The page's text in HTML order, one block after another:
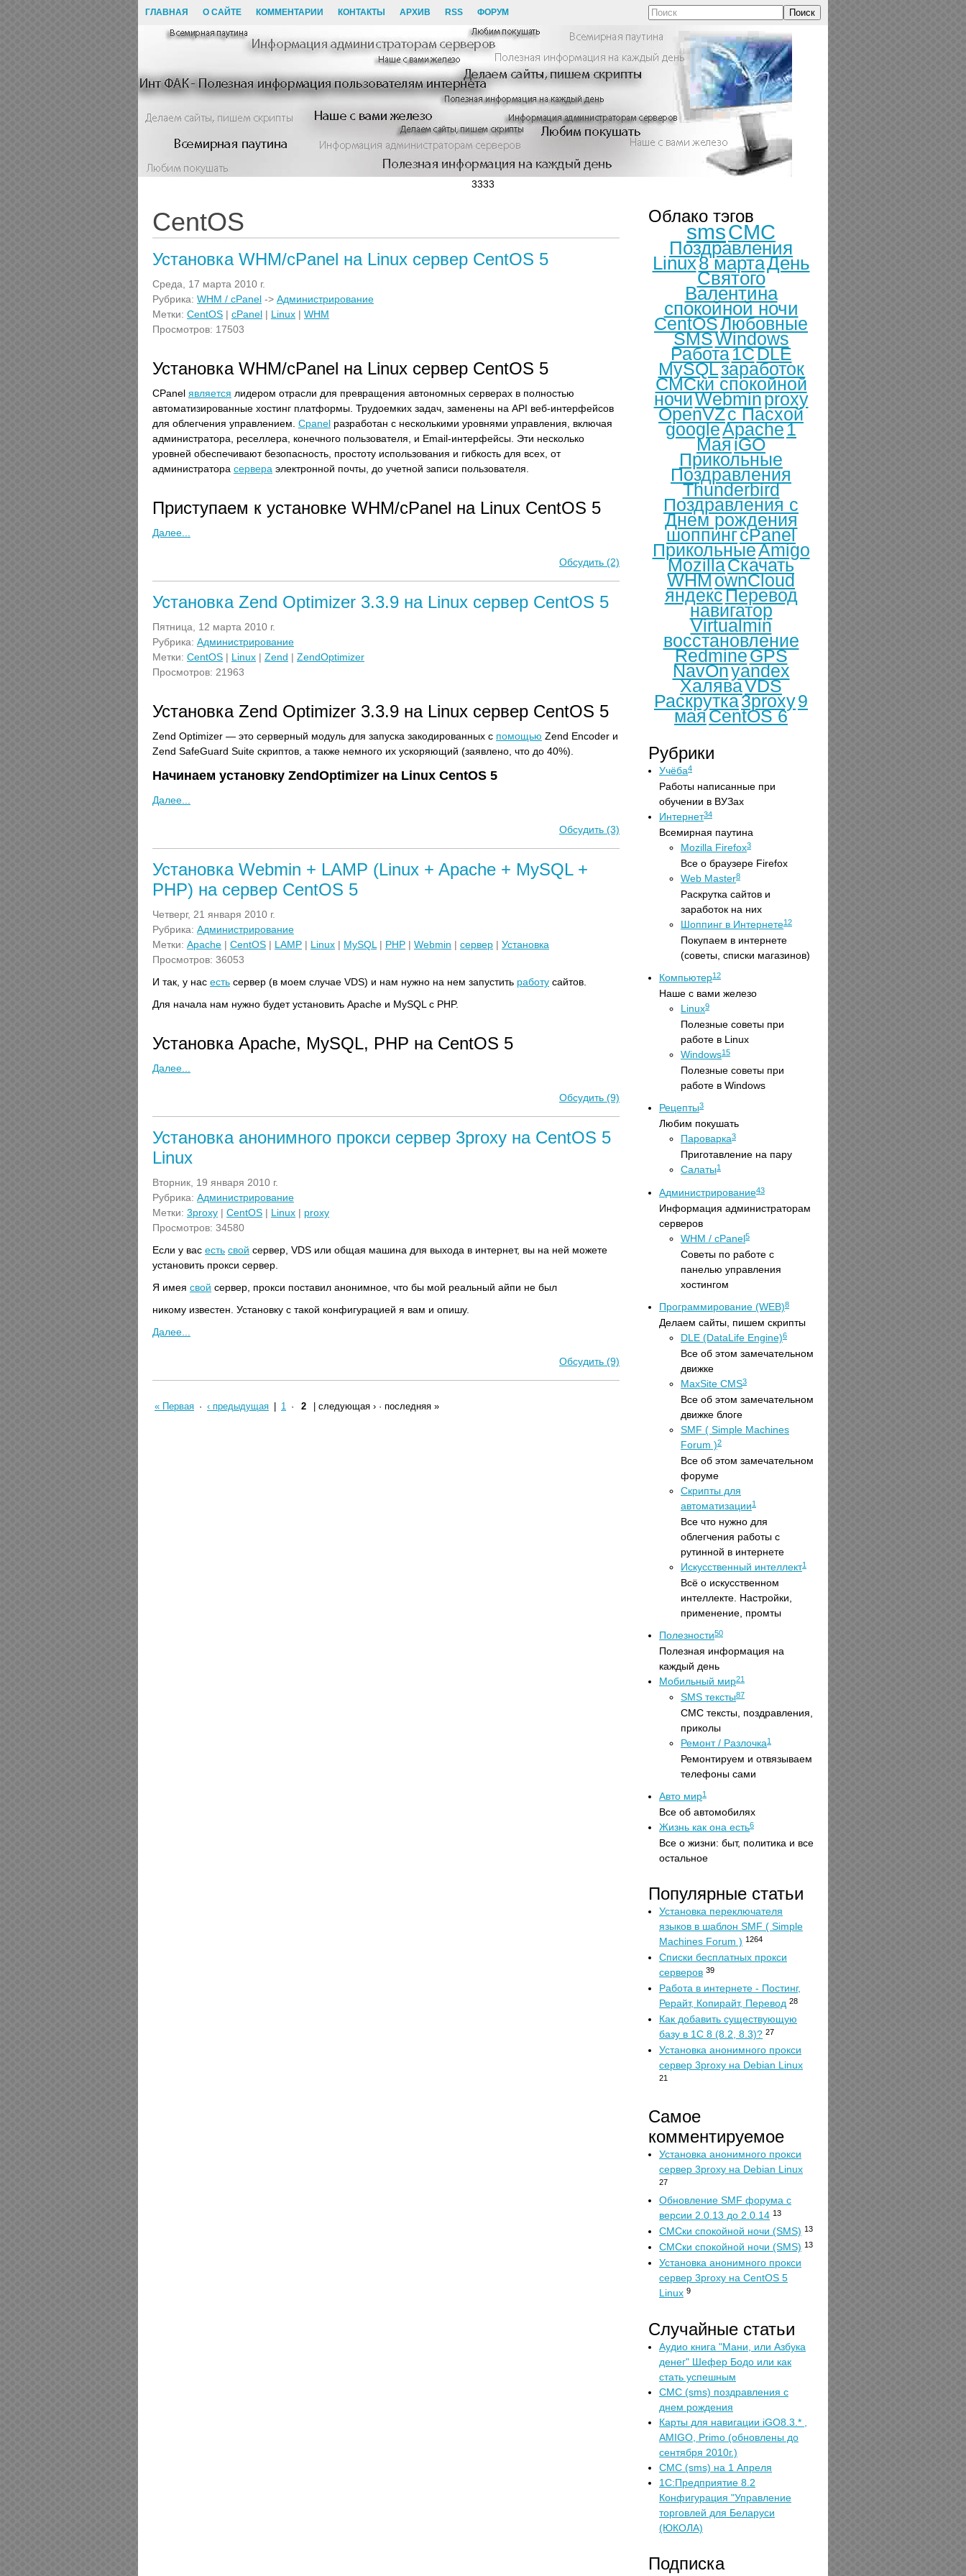
ГЛАВНАЯ О САЙТЕ КОММЕНТАРИИ КОНТАКТЫ АРХИВ RSS ФОРУМ Поиск
3333
CentOS
Установка WHM/cPanel на Linux сервер CentOS 5
Среда, 17 марта 2010 г.
Рубрика: WHM / cPanel -> Администрирование
Метки: CentOS | cPanel | Linux | WHM
Просмотров: 17503
Установка WHM/cPanel на Linux сервер CentOS 5
CPanel является лидером отрасли для превращения автономных серверах в полностью
автоматизированные хостинг платформы. Трудоемких задач, заменены на API веб-интерфейсов
для облегчения управлением. Cpanel разработан с несколькими уровнями управления, включая
администратора, реселлера, конечного пользователя, и Email-интерфейсы. Эти несколько
уровней обеспечивают безопасность, простоту использования и гибкость для всех, от
администратора сервера электронной почты, до учетной записи пользователя.
Приступаем к установке WHM/cPanel на Linux CentOS 5
Далее...
Обсудить (2)
Установка Zend Optimizer 3.3.9 на Linux сервер CentOS 5
Пятница, 12 марта 2010 г.
Рубрика: Администрирование
Метки: CentOS | Linux | Zend | ZendOptimizer
Просмотров: 21963
Установка Zend Optimizer 3.3.9 на Linux сервер CentOS 5
Zend Optimizer — это серверный модуль для запуска закодированных с помощью Zend Encoder и
Zend SafeGuard Suite скриптов, а также немного их ускоряющий (заявлено, что до 40%).
Начинаем установку ZendOptimizer на Linux CentOS 5
Далее...
Обсудить (3)
Установка Webmin + LAMP (Linux + Apache + MySQL +
PHP) на сервер CentOS 5
Четверг, 21 января 2010 г.
Рубрика: Администрирование
Метки: Apache | CentOS | LAMP | Linux | MySQL | PHP | Webmin | сервер | Установка
Просмотров: 36053
И так, у нас есть сервер (в моем случае VDS) и нам нужно на нем запустить работу сайтов.
Для начала нам нужно будет установить Apache и MySQL с PHP.
Установка Apache, MySQL, PHP на CentOS 5
Далее...
Обсудить (9)
Установка анонимного прокси сервер 3proxy на CentOS 5
Linux
Вторник, 19 января 2010 г.
Рубрика: Администрирование
Метки: 3proxy | CentOS | Linux | proxy
Просмотров: 34580
Если у вас есть свой сервер, VDS или общая машина для выхода в интернет, вы на ней можете
установить прокси сервер.
Я имея свой сервер, прокси поставил анонимное, что бы мой реальный айпи не был
никому известен. Установку с такой конфигурацией я вам и опишу.
Далее...
Обсудить (9)
« Первая · ‹ предыдущая 1 · 2 следующая › · последняя »
Облако тэгов
smsСМС
Поздравления
Linux8 мартаДень
Святого
Валентина
спокойной ночи
CentOSЛюбовные
SMSWindows
Работа1СDLE
MySQLзаработок
СМСки спокойной
ночиWebminproxy
OpenVZс Пасхой
googleApache1
МаяiGO
Прикольные
Поздравления
Thunderbird
Поздравления с
Днем рождения
шоппингcPanel
ПрикольныеAmigo
MozillaСкачать
WHMownCloud
яндексПеревод
навигатор
Virtualmin
восстановление
RedmineGPS
NavOnyandex
ХаляваVDS
Раскрутка3proxy9
маяCentOS 6
Рубрики
Учёба4
Работы написанные при
обучении в ВУЗах
Интернет34
Всемирная паутина
Mozilla Firefox3
Все о браузере Firefox
Web Master8
Раскрутка сайтов и
заработок на них
Шоппинг в Интернете12
Покупаем в интернете
(советы, списки магазинов)
Компьютер12
Наше с вами железо
Linux9
Полезные советы при
работе в Linux
Windows15
Полезные советы при
работе в Windows
Рецепты3
Любим покушать
Пароварка3
Приготавление на пару
Салаты1
Администрирование43
Информация администраторам
серверов
WHM / cPanel5
Советы по работе с
панелью управления
хостингом
Программирование (WEB)8
Делаем сайты, пишем скрипты
DLE (DataLife Engine)6
Все об этом замечательном
движке
MaxSite CMS3
Все об этом замечательном
движке блоге
SMF ( Simple Machines
Forum )2
Все об этом замечательном
форуме
Скрипты для
автоматизации1
Все что нужно для
облегчения работы с
рутинной в интернете
Искусственный интеллект1
Всё о искусственном
интеллекте. Настройки,
применение, промты
Полезности50
Полезная информация на
каждый день
Мобильный мир21
SMS тексты87
СМС тексты, поздравления,
приколы
Ремонт / Разлочка1
Ремонтируем и отвязываем
телефоны сами
Авто мир1
Все об автомобилях
Жизнь как она есть6
Все о жизни: быт, политика и все
остальное
Популярные статьи
Установка переключателя
языков в шаблон SMF ( Simple
Machines Forum ) 1264
Списки бесплатных прокси
серверов 39
Работа в интернете - Постинг,
Рерайт, Копирайт, Перевод 28
Как добавить существующую
базу в 1С 8 (8.2, 8.3)? 27
Установка анонимного прокси
сервер 3proxy на Debian Linux
21
Самое
комментируемое
Установка анонимного прокси
сервер 3proxy на Debian Linux
27
Обновление SMF форума с
версии 2.0.13 до 2.0.14 13
СМСки спокойной ночи (SMS) 13
СМСки спокойной ночи (SMS) 13
Установка анонимного прокси
сервер 3proxy на CentOS 5
Linux 9
Случайные статьи
Аудио книга "Мани, или Азбука
денег" Шефер Бодо или как
стать успешным
СМС (sms) поздравления с
днем рождения
Карты для навигации iGO8.3.* ,
AMIGO, Primo (обновлены до
сентября 2010г.)
СМС (sms) на 1 Апреля
1С:Предприятие 8.2
Конфигурация "Управление
торговлей для Беларуси
(ЮКОЛА)
Подписка